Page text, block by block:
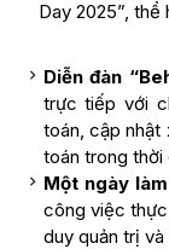
Day 2025”,
Diễn đàn
trực tiếp với
toán, cập nhật
toán trong thời
Một ngày
công việc
duy quản trị